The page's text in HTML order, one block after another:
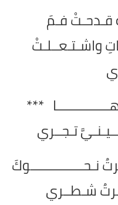
قـدحـتْ فـمَ
واشـتـعــلـتْ
***
تـجــري
نـحـــــــــــــــوكَ
شـطــري